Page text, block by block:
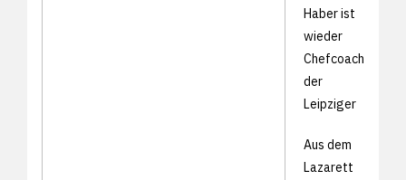
Haber ist
wieder
Chefcoach
der
Leipziger
Aus dem
Lazarett